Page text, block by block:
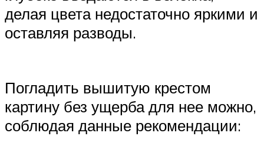
делая цвета недостаточно яркими и
оставляя разводы.
Погладить вышитую крестом
картину без ущерба для нее можно,
соблюдая данные рекомендации: